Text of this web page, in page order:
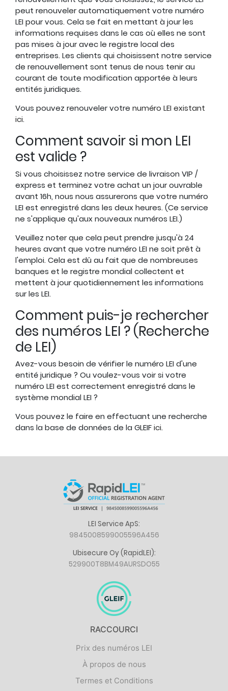
peut renouveler automatiquement votre numéro
LEI pour vous. Cela se fait en mettant à jour les
informations requises dans le cas où elles ne sont
pas mises à jour avec le registre local des
entreprises. Les clients qui choisissent notre service
de renouvellement sont tenus de nous tenir au
courant de toute modification apportée à leurs
entités juridiques.
Vous pouvez renouveler votre numéro LEI existant
ici.
Comment savoir si mon LEI
est valide ?
Si vous choisissez notre service de livraison VIP /
express et terminez votre achat un jour ouvrable
avant 16h, nous nous assurerons que votre numéro
LEI est enregistré dans les deux heures. (Ce service
ne s'applique qu'aux nouveaux numéros LEI.)
Veuillez noter que cela peut prendre jusqu'à 24
heures avant que votre numéro LEI ne soit prêt à
l'emploi. Cela est dû au fait que de nombreuses
banques et le registre mondial collectent et
mettent à jour quotidiennement les informations
sur les LEI.
Comment puis-je rechercher
des numéros LEI ? (Recherche
de LEI)
Avez-vous besoin de vérifier le numéro LEI d'une
entité juridique ? Ou voulez-vous voir si votre
numéro LEI est correctement enregistré dans le
système mondial LEI ?
Vous pouvez le faire en effectuant une recherche
dans la base de données de la GLEIFici.
LEI Service ApS:
9845008599005596A456
Ubisecure Oy (RapidLEI):
529900T8BM49AURSDO55
RACCOURCI
Prix des numéros LEI
À propos de nous
Termes et Conditions